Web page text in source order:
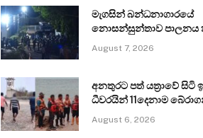
මැගසින් බන්ධනාගාරයේ
නොසන්සුන්තාව පාලනය
August 7, 2026
අනතුරට පත් යත්‍රාවේ සිටි
ධීවරයින් 11දෙනාම
August 6, 2026